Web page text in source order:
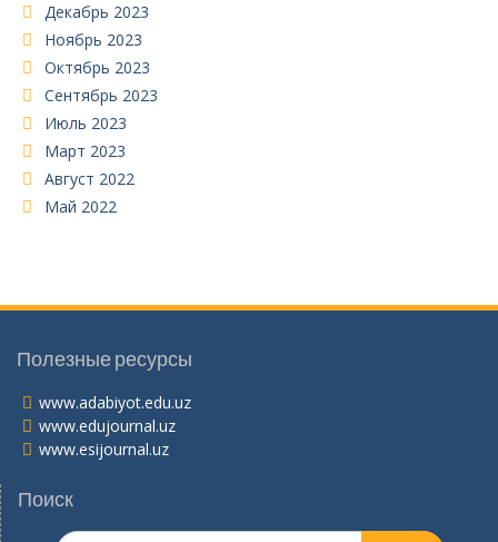
Декабрь 2023
Ноябрь 2023
Октябрь 2023
Сентябрь 2023
Июль 2023
Март 2023
Август 2022
Май 2022
Полезные ресурсы
www.adabiyot.edu.uz
www.edujournal.uz
www.esijournal.uz
Поиск